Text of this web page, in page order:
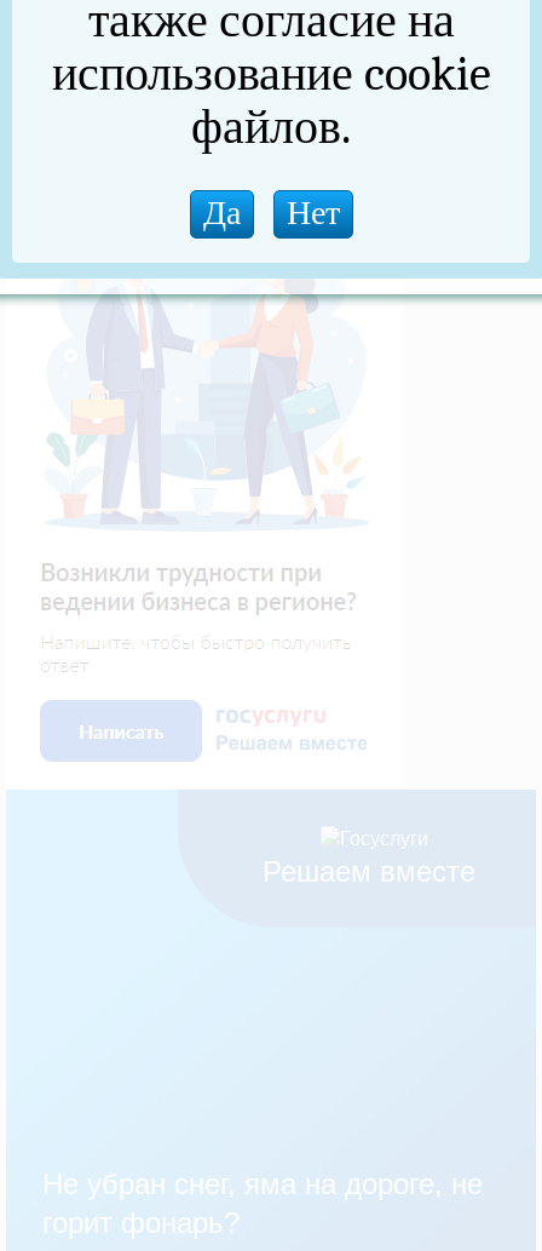
(архив)
Новости прокуратуры
Решаем вместе
Не убран снег, яма на дороге, не
горит фонарь?
также согласие на
использование cookie
файлов.